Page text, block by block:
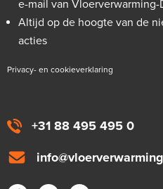
+31 88 495 495 0
e-mail van Vloerverwarming-
Altijd op de hoogte van de
acties
Privacy- en cookieverklaring